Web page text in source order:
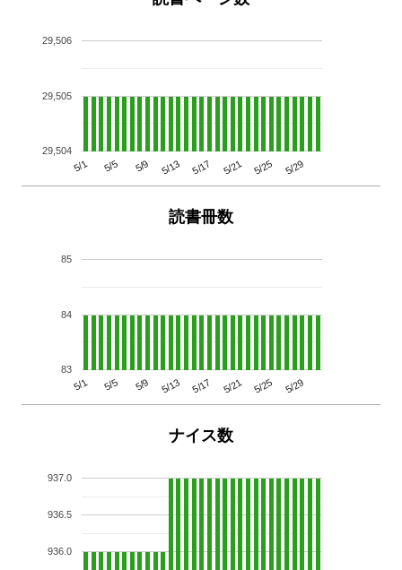
5/1 5/5 5/9 5/13 5/17 5/21 5/25 5/29
29,504
29,505
29,506
読書冊数
5/1 5/5 5/9 5/13 5/17 5/21 5/25 5/29
83
84
85
ナイス数
936.0
936.5
937.0